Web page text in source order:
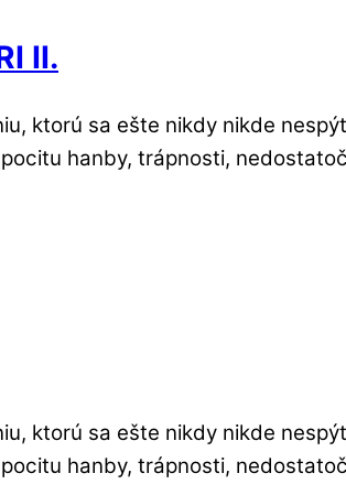
II.
ktorú sa ešte nikdy nikde
hanby, trápnosti,
ktorú sa ešte nikdy nikde
hanby, trápnosti,